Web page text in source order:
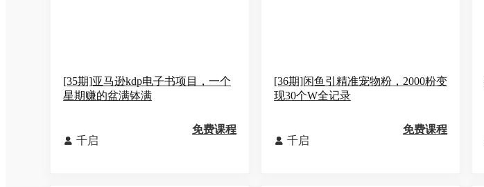
[35期]亚马逊kdp电子书项目，一个
星期赚的盆满钵满
 千启
免费课程
[36期]闲鱼引精准宠物粉，2000粉变
现30个W全记录
 千启
免费课程